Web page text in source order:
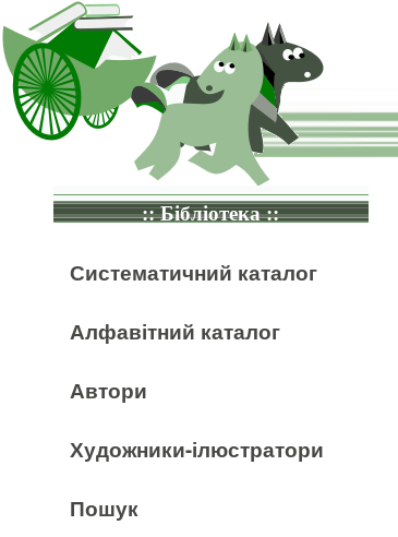
:: Бібліотека ::
Систематичний каталог
Алфавітний каталог
Автори
Художники-ілюстратори
Пошук